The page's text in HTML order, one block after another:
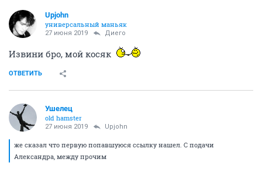
Upjohn
универсальный маньяк
27 июня 2019 Диего
Извини бро, мой косяк
ОТВЕТИТЬ
Ушелец
old hamster
27 июня 2019 Upjohn
же сказал что первую попавшуюся ссылку нашел. С подачи
Александра, между прочим